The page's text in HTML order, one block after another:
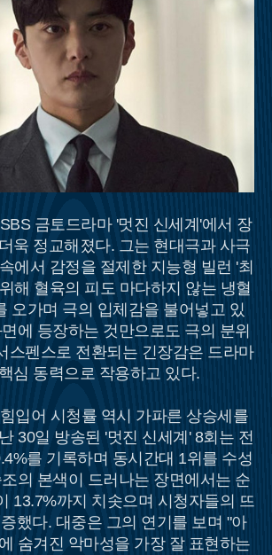
금토드라마 '멋진 신세계'에서 장
욱 정교해졌다. 그는 현대극과 사극
에서 감정을 절제한 지능형 빌런 '최
해 혈육의 피도 마다하지 않는 냉혈
오가며 극의 입체감을 불어넣고 있
에 등장하는 것만으로도 극의 분위
스펜스로 전환되는 긴장감은 드라마
심 동력으로 작용하고 있다.
입어 시청률 역시 가파른 상승세를
30일 방송된 '멋진 신세계' 8회는 전
를 기록하며 동시간대 1위를 수성
의 본색이 드러나는 장면에서는 순
13.7%까지 치솟으며 시청자들의 뜨
했다. 대중은 그의 연기를 보며 "아
숨겨진 악마성을 가장 잘 표현하는